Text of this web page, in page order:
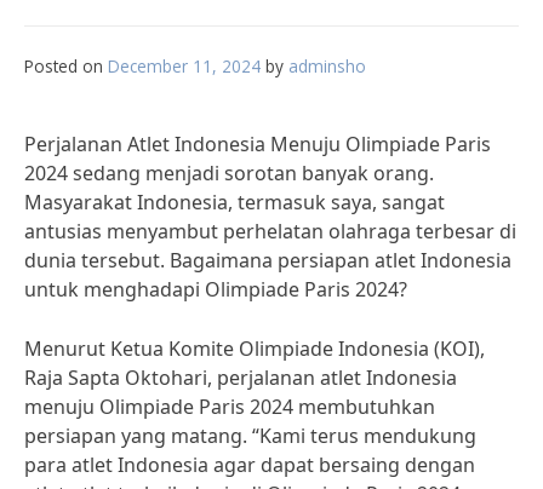
Posted on December 11, 2024 by adminsho
Perjalanan Atlet Indonesia Menuju Olimpiade Paris
2024 sedang menjadi sorotan banyak orang.
Masyarakat Indonesia, termasuk saya, sangat
antusias menyambut perhelatan olahraga terbesar di
dunia tersebut. Bagaimana persiapan atlet Indonesia
untuk menghadapi Olimpiade Paris 2024?
Menurut Ketua Komite Olimpiade Indonesia (KOI),
Raja Sapta Oktohari, perjalanan atlet Indonesia
menuju Olimpiade Paris 2024 membutuhkan
persiapan yang matang. “Kami terus mendukung
para atlet Indonesia agar dapat bersaing dengan